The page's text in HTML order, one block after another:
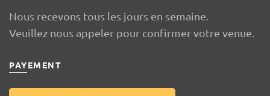
Nous recevons tous les jours en semaine.
Veuillez nous appeler pour confirmer votre venue.
PAYEMENT